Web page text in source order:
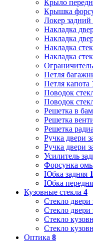
Крыло
Крышка
Локер задний
Накладка
Накладка
Накладка
Накладка
Петля
Петля капота
Поводок
Поводок
Решетка в
Решетка
Решетка
Ручка двери
Ручка двери
Усилитель
Форсунка
Юбка задняя 1
Юбка
Кузовные стекла 4
Стекло двери
Стекло двери
Стекло
Стекло
Оптика 8